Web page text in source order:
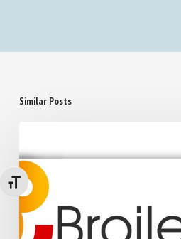
Changer la taille de la police
Similar Posts